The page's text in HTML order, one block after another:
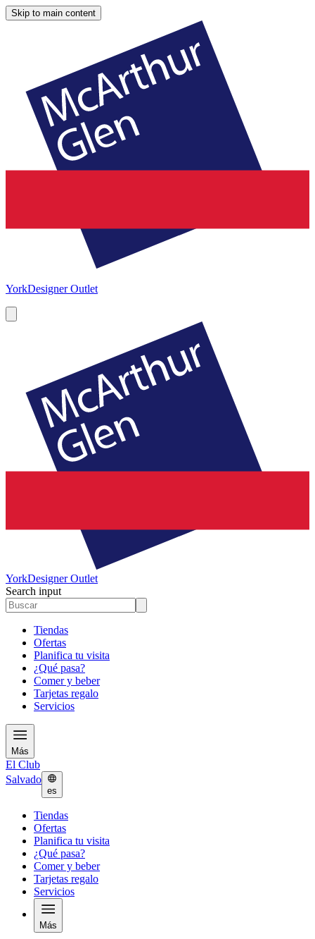
Skip to main content
YorkDesigner Outlet
YorkDesigner Outlet
Search input
Tiendas
Ofertas
Planifica tu visita
¿Qué pasa?
Comer y beber
Tarjetas regalo
Servicios
Más
El Club
Salvado
es
Tiendas
Ofertas
Planifica tu visita
¿Qué pasa?
Comer y beber
Tarjetas regalo
Servicios
Más